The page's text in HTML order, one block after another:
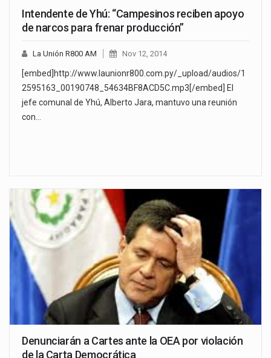
Intendente de Yhú: “Campesinos reciben apoyo
de narcos para frenar producción”
La Unión R800 AM Nov 12, 2014
[embed]http://www.launionr800.com.py/_upload/audios/1
2595163_00190748_54634BF8ACD5C.mp3[/embed] El
jefe comunal de Yhú, Alberto Jara, mantuvo una reunión
con…
Denunciarán a Cartes ante la OEA por violación
de la Carta Democrática